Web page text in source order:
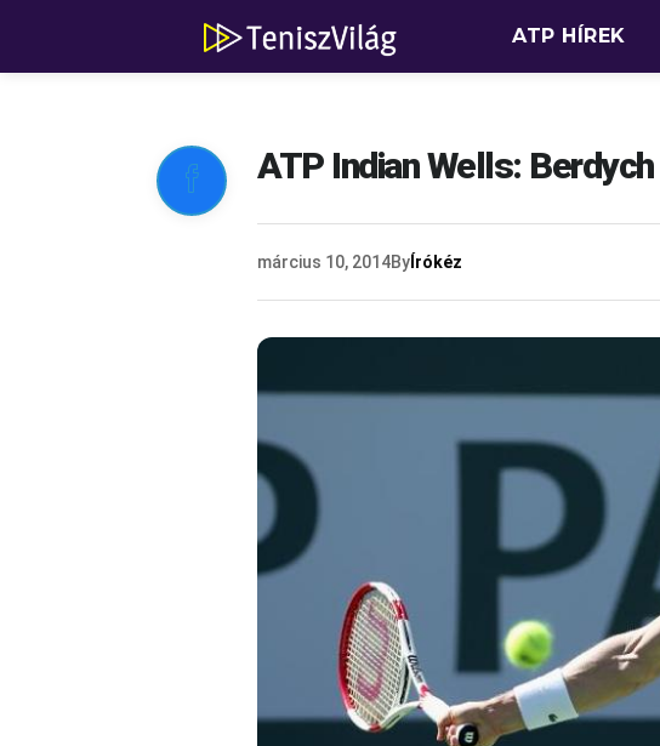
ATP HÍREK
 ATP Indian Wells:
március 10, 2014By Írókéz